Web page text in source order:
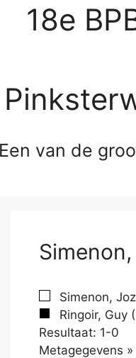
18e
Een van de
Simenon,
Ringoir, Guy
Resultaat: 1-0
Metagegevens »